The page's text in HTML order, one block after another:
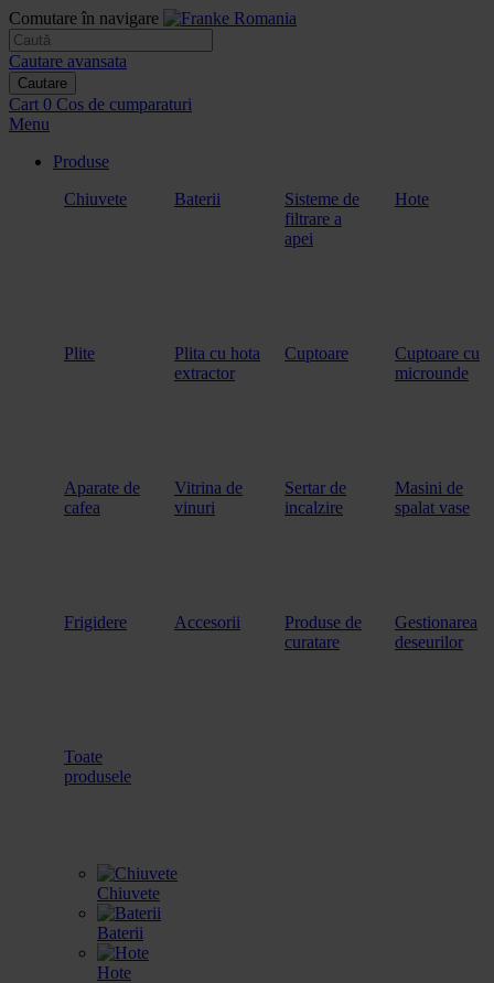
Comutare în navigare
Cautare avansata
Cautare
Cart 0 Cos de cumparaturi
Menu
Produse
Chiuvete
Baterii
Sisteme de
filtrare a
apei
Hote
Plite
Plita cu hota
extractor
Cuptoare
Cuptoare cu
microunde
Aparate de
cafea
Vitrina de
vinuri
Sertar de
incalzire
Masini de
spalat vase
Frigidere Accesorii
Produse de
curatare
Gestionarea
deseurilor
Toate
produsele
Chiuvete
Baterii
Hote